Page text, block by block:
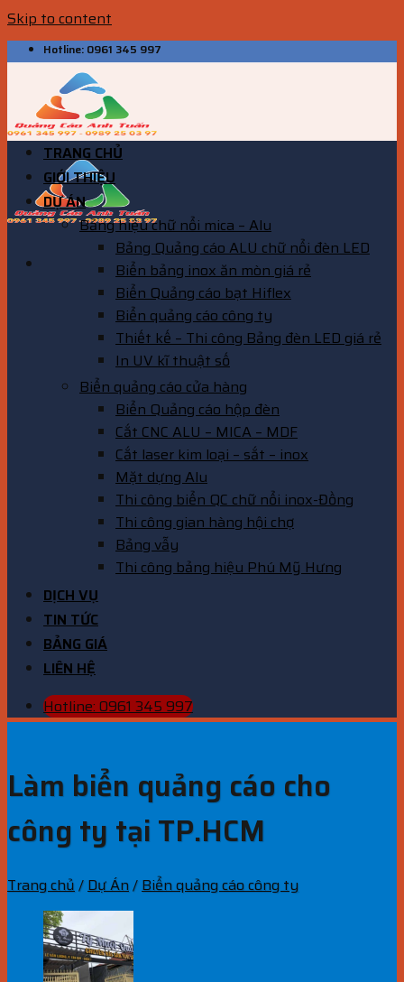
Skip to content
Hotline: 0961 345 997
TRANG CHỦ
GIỚI THIỆU
DỰ ÁN
Bảng hiệu chữ nổi mica – Alu
Bảng Quảng cáo ALU chữ nổi đèn LED
Biển bảng inox ăn mòn giá rẻ
Biển Quảng cáo bạt Hiflex
Biển quảng cáo công ty
Thiết kế – Thi công Bảng đèn LED giá rẻ
In UV kĩ thuật số
Biển quảng cáo cửa hàng
Biển Quảng cáo hộp đèn
Cắt CNC ALU – MICA – MDF
Cắt laser kim loại – sắt – inox
Mặt dựng Alu
Thi công biển QC chữ nổi inox-Đồng
Thi công gian hàng hội chợ
Bảng vẫy
Thi công bảng hiệu Phú Mỹ Hưng
DỊCH VỤ
TIN TỨC
BẢNG GIÁ
LIÊN HỆ
Hotline: 0961 345 997
Làm biển quảng cáo cho
công ty tại TP.HCM
Trang chủ / Dự Án/ Biển quảng cáo công ty